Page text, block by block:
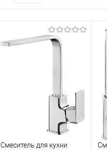
Смеситель для кухни